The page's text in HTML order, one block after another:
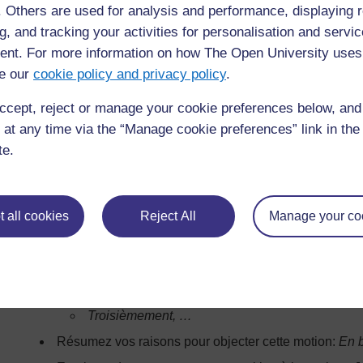
Others are used for analysis and performance, displaying
and tracking your activities for personalisation and
For more information on how The Open University
our cookie policy and privacy policy.
reject or manage your cookie preferences below,
any time via the “Manage cookie preferences” link in
all cookies Reject All Manage your
Résumez vos raisons pour appuyer cette motion:En
Exprimez de nouveau la motion:Je répète par
d'appuyer cette motion.
b) S’opposer à une motion
Précisez votre objection à la motion :Je m’oppose à
Définissez vos termes. En ce cas, vous devrez
dehors de l’école » et « barrières à l'apprentissage
Tous ceux qui participent doivent trouver un accord
Donnez vos arguments pour objecter la motion : Par
Troisièmement, …
Résumez vos raisons pour objecter cette motion: En